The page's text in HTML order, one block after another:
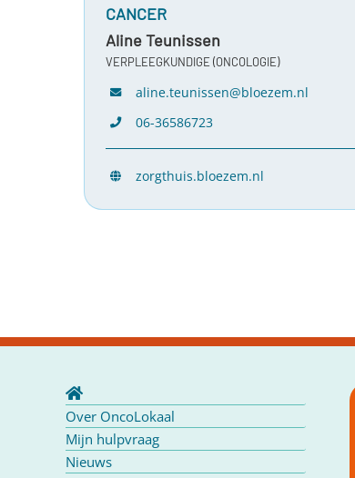
CANCER
Aline Teunissen
VERPLEEGKUNDIGE (ONCOLOGIE)
aline.teunissen@bloezem.nl
06-36586723
zorgthuis.bloezem.nl
Over OncoLokaal
Mijn hulpvraag
Nieuws